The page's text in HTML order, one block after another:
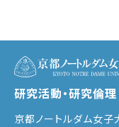
研究活動・研究倫理
京都ノートルダム女